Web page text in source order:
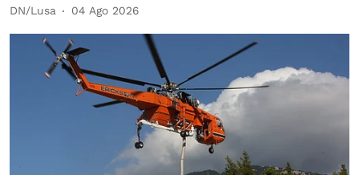
DN/Lusa 04 Ago 2026